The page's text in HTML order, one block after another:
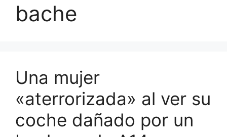
bache
Una mujer
«aterrorizada» al ver su
coche dañado por un